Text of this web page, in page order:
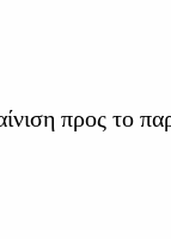
προς το